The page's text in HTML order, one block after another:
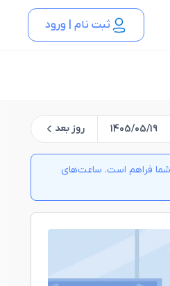
ثبت نام | ورود
1405/05/19 روز بعد
شما فراهم است. ساعت‌های